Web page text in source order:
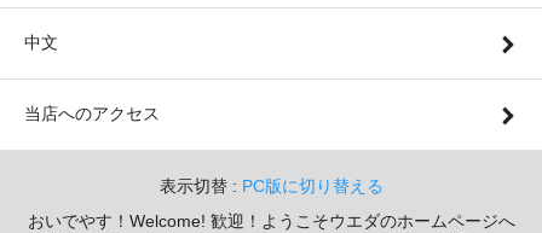
中文
当店へのアクセス
表示切替 : PC版に切り替える
おいでやす！Welcome! 歓迎！ようこそウエダのホームページへ